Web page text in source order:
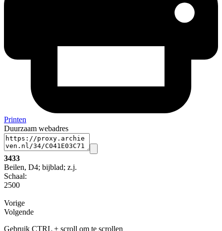
Printen
Duurzaam webadres
3433
Beilen, D4; bijblad; z.j.
Schaal:
2500
Vorige
Volgende
Gebruik CTRL + scroll om te scrollen